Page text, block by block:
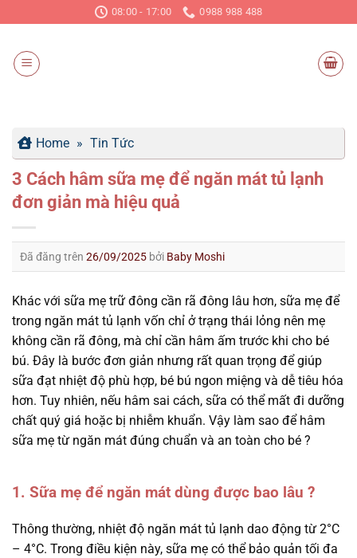
đến
dung
08:00 - 17:00 0988 988 488
Home » Tin Tức
3 Cách hâm sữa mẹ để ngăn mát tủ lạnh
đơn giản mà hiệu quả
Đã đăng trên 26/09/2025 bởi Baby Moshi
Khác với sữa mẹ trữ đông cần rã đông lâu hơn, sữa mẹ để
trong ngăn mát tủ lạnh vốn chỉ ở trạng thái lỏng nên mẹ
không cần rã đông, mà chỉ cần hâm ấm trước khi cho bé
bú. Đây là bước đơn giản nhưng rất quan trọng để giúp
sữa đạt nhiệt độ phù hợp, bé bú ngon miệng và dễ tiêu hóa
hơn. Tuy nhiên, nếu hâm sai cách, sữa có thể mất đi dưỡng
chất quý giá hoặc bị nhiễm khuẩn. Vậy làm sao để hâm
sữa mẹ từ ngăn mát đúng chuẩn và an toàn cho bé ?
1. Sữa mẹ để ngăn mát dùng được bao lâu ?
Thông thường, nhiệt độ ngăn mát tủ lạnh dao động từ 2°C
– 4°C. Trong điều kiện này, sữa mẹ có thể bảo quản tối đa